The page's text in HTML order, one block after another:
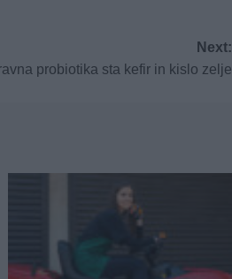
Next:
probiotika sta kefir in kislo zelje